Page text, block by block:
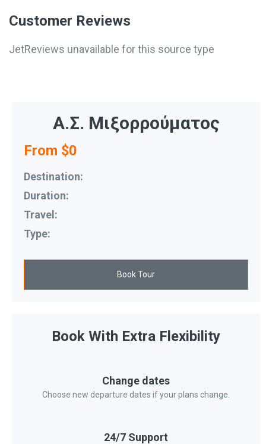
Customer Reviews
JetReviews unavailable for this source type
Α.Σ. Μιξορρούματος
From $0
Destination:
Duration:
Travel:
Type:
Book Tour
Book With Extra Flexibility
Change dates
Choose new departure dates if your plans change.
24/7 Support